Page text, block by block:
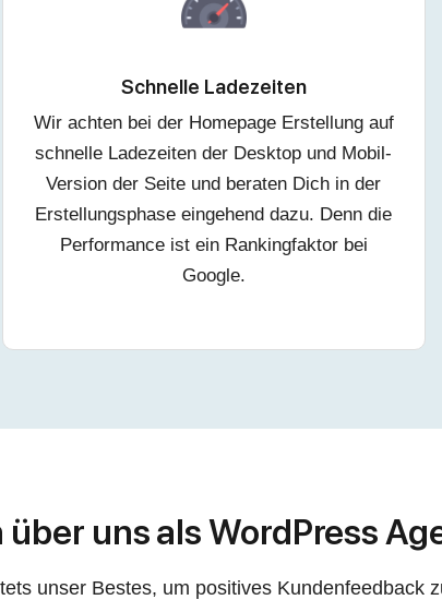
Schnelle Ladezeiten
Wir achten bei der Homepage Erstellung auf
schnelle Ladezeiten der Desktop und Mobil-
Version der Seite und beraten Dich in der
Erstellungsphase eingehend dazu. Denn die
Performance ist ein Rankingfaktor bei
Google.
uns als WordPress
unser Bestes, um positives Kundenfeedback